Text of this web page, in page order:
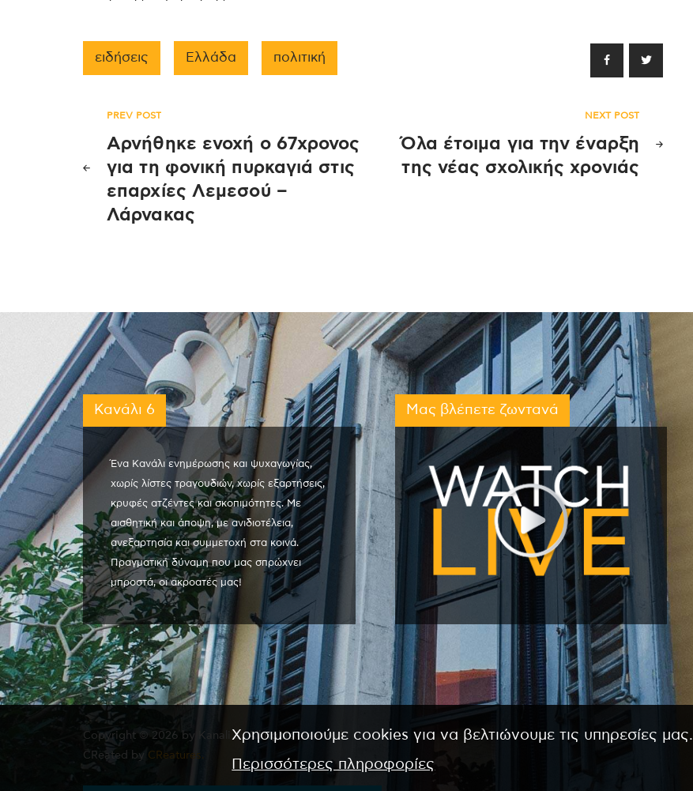
ειδήσεις Ελλάδα πολιτική
Πλοήγηση
άρθρων
PREV POST
Αρνήθηκε ενοχή ο 67χρονος
για τη φονική πυρκαγιά στις
επαρχίες Λεμεσού –
Λάρνακας
NEXT POST
Όλα έτοιμα για την έναρξη
της νέας σχολικής χρονιάς
Κανάλι 6
Ένα Κανάλι ενημέρωσης και ψυχαγωγίας,
χωρίς λίστες τραγουδιών, χωρίς εξαρτήσεις,
κρυφές ατζέντες και σκοπιμότητες. Με
αισθητική και άποψη, με ανιδιοτέλεια,
ανεξαρτησία και συμμετοχή στα κοινά.
Πραγματική δύναμη που μας σπρώχνει
μπροστά, οι ακροατές μας!
Μας βλέπετε ζωντανά
Copyright © 2026 by Kanali 6. All rights reserved.
CReated by CReatures.
Χρησιμοποιούμε cookies για να βελτιώνουμε τις υπηρεσίες μας.
Περισσότερες πληροφορίες